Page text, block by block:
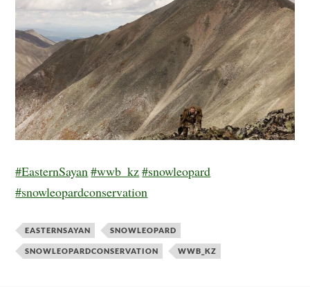
#EasternSayan #wwb_kz#snowleopard
#snowleopardconservation
EASTERNSAYAN SNOWLEOPARD
SNOWLEOPARDCONSERVATION WWB_KZ